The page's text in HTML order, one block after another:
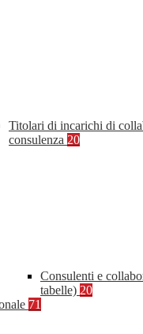
Titolari di incarichi di
consulenza 20
Consulenti e
tabelle) 20
71